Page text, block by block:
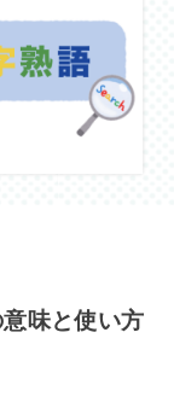
味と使い方